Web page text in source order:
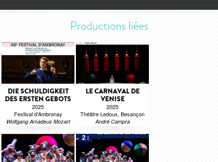
Productions liées
DIE SCHULDIGKEIT
DES ERSTEN GEBOTS
2025
Festival d'Ambronay
Wolfgang Amadeus Mozart
LE CARNAVAL DE
VENISE
2025
Théâtre Ledoux, Besançon
André Campra